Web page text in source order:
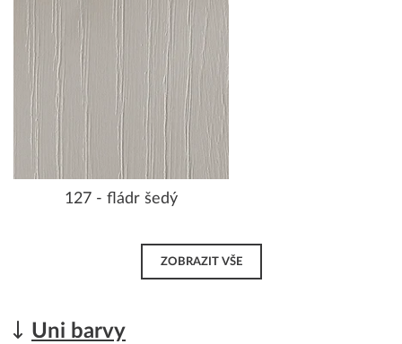
127 - fládr šedý
ZOBRAZIT VŠE
Uni barvy